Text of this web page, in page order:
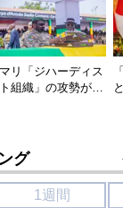
マリ「ジハーディス
ト組織」の攻勢が…
グ
1週間